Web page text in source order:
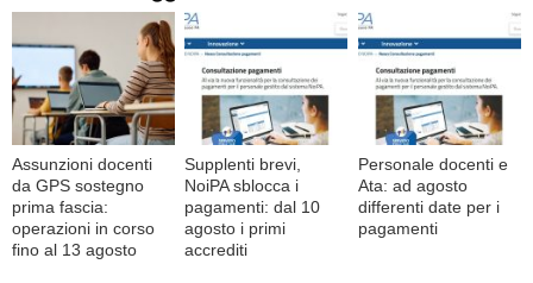
Assunzioni docenti
da GPS sostegno
prima fascia:
operazioni in corso
fino al 13 agosto
Supplenti brevi,
NoiPA sblocca i
pagamenti: dal 10
agosto i primi
accrediti
Personale docenti e
Ata: ad agosto
differenti date per i
pagamenti